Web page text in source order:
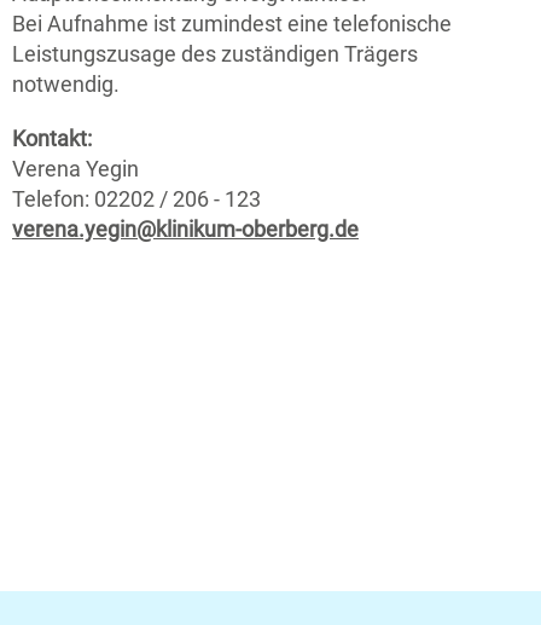
Bei Aufnahme ist zumindest eine telefonische
Leistungszusage des zuständigen Trägers
notwendig.
Kontakt:
Verena Yegin
Telefon: 02202 / 206 - 123
verena.yegin@klinikum-oberberg.de